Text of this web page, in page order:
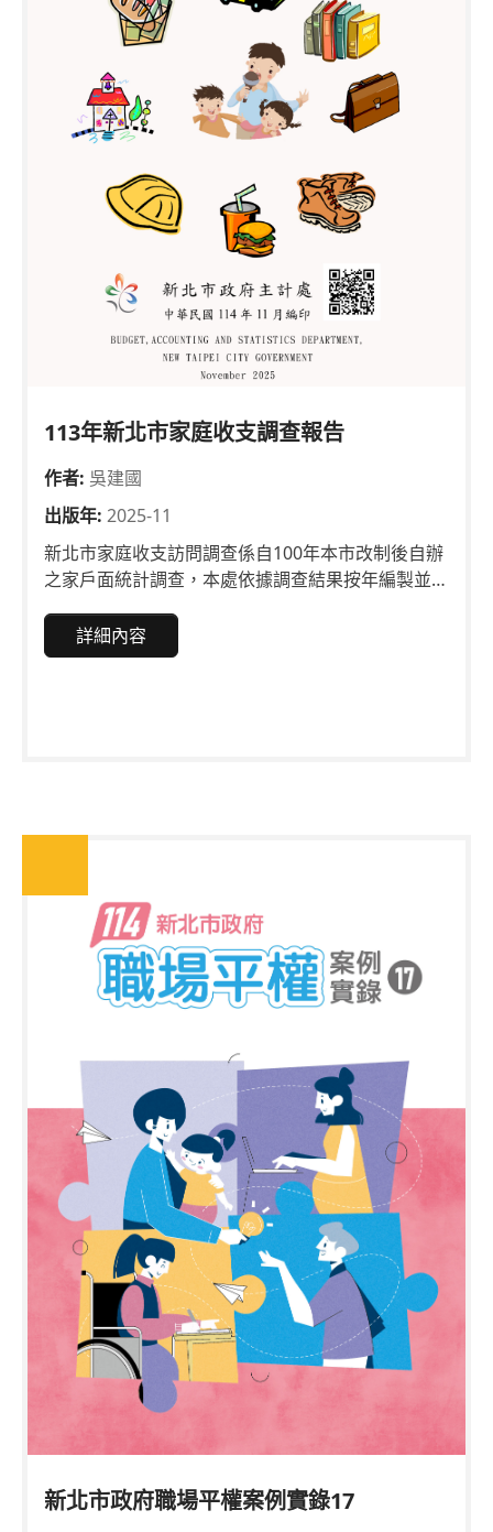
113年新北市家庭收支調查報告
作者: 吳建國
出版年: 2025-11
新北市家庭收支訪問調查係自100年本市改制後自辦
之家戶面統計調查，本處依據調查結果按年編製並出
市各階層家戶與個人所得水準變動狀況及消費支出結
構外，亦作為政府制定相關政策之重要依據。
詳細內容
新北市政府職場平權案例實錄17